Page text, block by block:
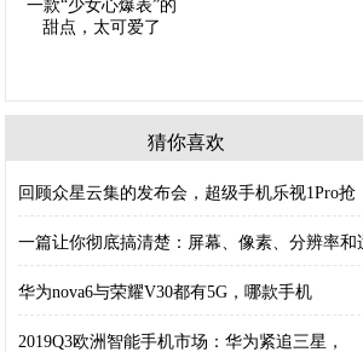
猜你喜欢
回顾众星云集的发布会，超级手机乐视1Pro抢
一篇让你彻底搞清楚：屏幕、像素、分辨率和
华为nova6与荣耀V30都有5G，哪款手机
2019Q3欧洲智能手机市场：华为紧追三星，